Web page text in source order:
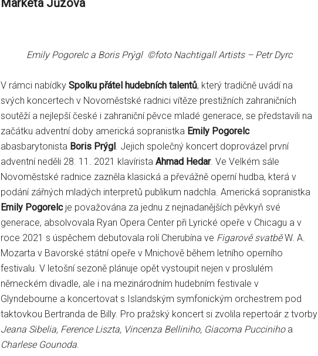
Markéta Jůzová
Emily Pogorelc a Boris Prýgl ©foto Nachtigall Artists – Petr Dyrc
V rámci nabídky Spolku přátel hudebních talentů, který tradičně uvádí na
svých koncertech v Novoměstské radnici vítěze prestižních zahraničních
soutěží a nejlepší české i zahraniční pěvce mladé generace, se představili na
začátku adventní doby americká sopranistka Emily Pogorelc
abasbarytonista Boris Prýgl . Jejich společný koncert doprovázel první
adventní neděli 28. 11. 2021 klavírista Ahmad Hedar. Ve Velkém sále
Novoměstské radnice zazněla klasická a převážně operní hudba, která v
podání zářných mladých interpretů publikum nadchla. Americká sopranistka
Emily Pogorelc je považována za jednu z nejnadanějších pěvkyň své
generace, absolvovala Ryan Opera Center při Lyrické opeře v Chicagu a v
roce 2021 s úspěchem debutovala rolí Cherubína ve Figarově svatběW. A.
Mozarta v Bavorské státní opeře v Mnichově během letního operního
festivalu. V letošní sezoně plánuje opět vystoupit nejen v proslulém
německém divadle, ale i na mezinárodním hudebním festivale v
Glyndebourne a koncertovat s Islandským symfonickým orchestrem pod
taktovkou Bertranda de Billy. Pro pražský koncert si zvolila repertoár z tvorby
Jeana Sibelia, Ference Liszta, Vincenza Belliniho, Giacoma Pucciniho a
Charlese Gounoda.